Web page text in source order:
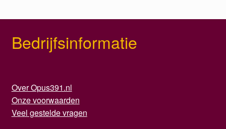
Bedrijfsinformatie
Over Opus391.nl
Onze voorwaarden
Veel gestelde vragen